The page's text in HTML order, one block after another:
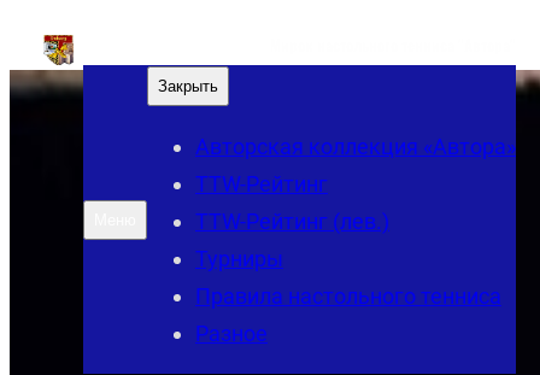
к
содержимому
Закрыть
Авторская коллекция «Автора»
TTW-Рейтинг
TTW-Рейтинг (лев.)
Турниры
Правила настольного тенниса
Разное